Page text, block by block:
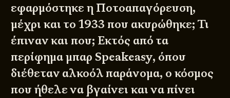
εφαρμόστηκε η Ποτοαπαγόρευση,
μέχρι και το 1933 που ακυρώθηκε; Τι
έπιναν και που; Εκτός από τα
περίφημα μπαρ Speakeasy, όπου
διέθεταν αλκοόλ παράνομα, ο κόσμος
που ήθελε να βγαίνει και να πίνει